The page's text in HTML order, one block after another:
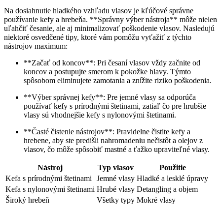
Na dosiahnutie hladkého vzhľadu vlasov je kľúčové správne
používanie kefy a hrebeňa. **Správny výber nástroja** môže nielen
uľahčiť česanie, ale aj minimalizovať poškodenie vlasov. Nasledujú
niektoré osvedčené tipy, ktoré vám pomôžu vyťažiť z týchto
nástrojov maximum:
**Začať od koncov**: Pri česaní vlasov vždy začnite od
koncov a postupujte smerom k pokožke hlavy. Týmto
spôsobom eliminujete zamotania a znížite riziko poškodenia.
**Výber správnej kefy**: Pre jemné vlasy sa odporúča
používať kefy s prírodnými štetinami, zatiaľ čo pre hrubšie
vlasy sú vhodnejšie kefy s nylonovými štetinami.
**Časté čistenie nástrojov**: Pravidelne čistite kefy a
hrebene, aby ste predišli nahromadeniu nečistôt a olejov z
vlasov, čo môže spôsobiť mastné a ťažko upraviteľné vlasy.
Nástroj Typ vlasov
Použitie
Kefa s prírodnými štetinami
Jemné vlasy Hladké a lesklé úpravy
Kefa s nylonovými štetinami Hrubé vlasy Detangling a objem
Široký hrebeň
Všetky typy Mokré vlasy